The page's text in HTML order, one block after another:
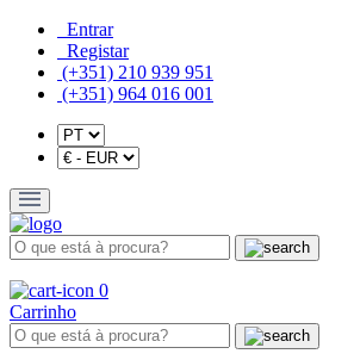
Entrar
Registar
(+351) 210 939 951
(+351) 964 016 001
0
Carrinho